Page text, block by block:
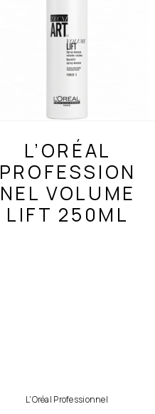
L’ORÉAL
PROFESSION
NEL VOLUME
LIFT 250ML
L'Oréal Professionnel